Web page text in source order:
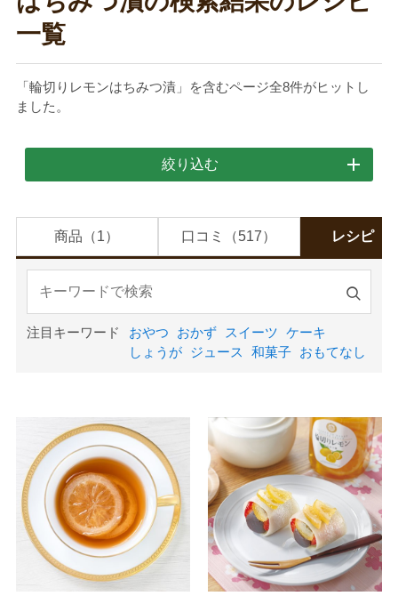
一覧
「輪切りレモンはちみつ漬」を含むページ全8件がヒットし
ました。
絞り込む
商品（1） 口コミ（517） レシピ（
す
注目キーワード おやつ おかず スイーツ ケーキ
しょうが ジュース 和菓子 おもてなし